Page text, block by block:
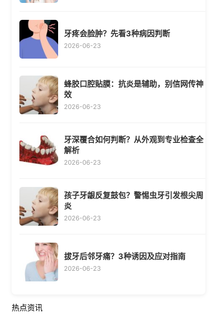
牙疼会脸肿？先看3种病因判断
2026-06-23
蜂胶口腔贴膜：抗炎是辅助，别信网传神
效
2026-06-23
牙深覆合如何判断？从外观到专业检查全
解析
2026-06-23
孩子牙龈反复鼓包？警惕虫牙引发根尖周
炎
2026-06-23
拔牙后邻牙痛？3种诱因及应对指南
2026-06-23
热点资讯